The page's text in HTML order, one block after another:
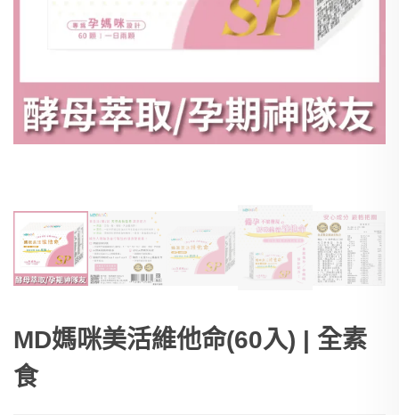
MD媽咪美活維他命(60入) | 全素
食